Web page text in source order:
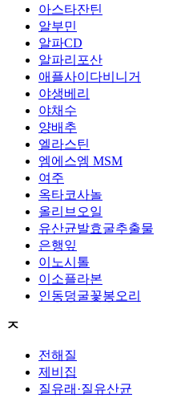
아스타잔틴
알부민
알파CD
알파리포산
애플사이다비니거
야생베리
야채수
양배추
엘라스틴
엠에스엠 MSM
여주
옥타코사놀
올리브오일
유산균발효굴추출물
은행잎
이노시톨
이소플라본
인동덩굴꽃봉오리
ㅈ
전해질
제비집
질유래·질유산균